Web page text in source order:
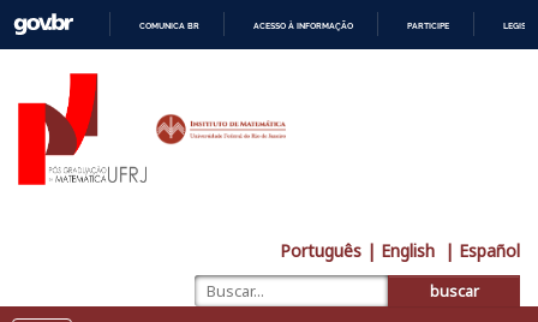
COMUNICA BR ACESSO À INFORMAÇÃO PARTICIPE
Português | English | Español
buscar